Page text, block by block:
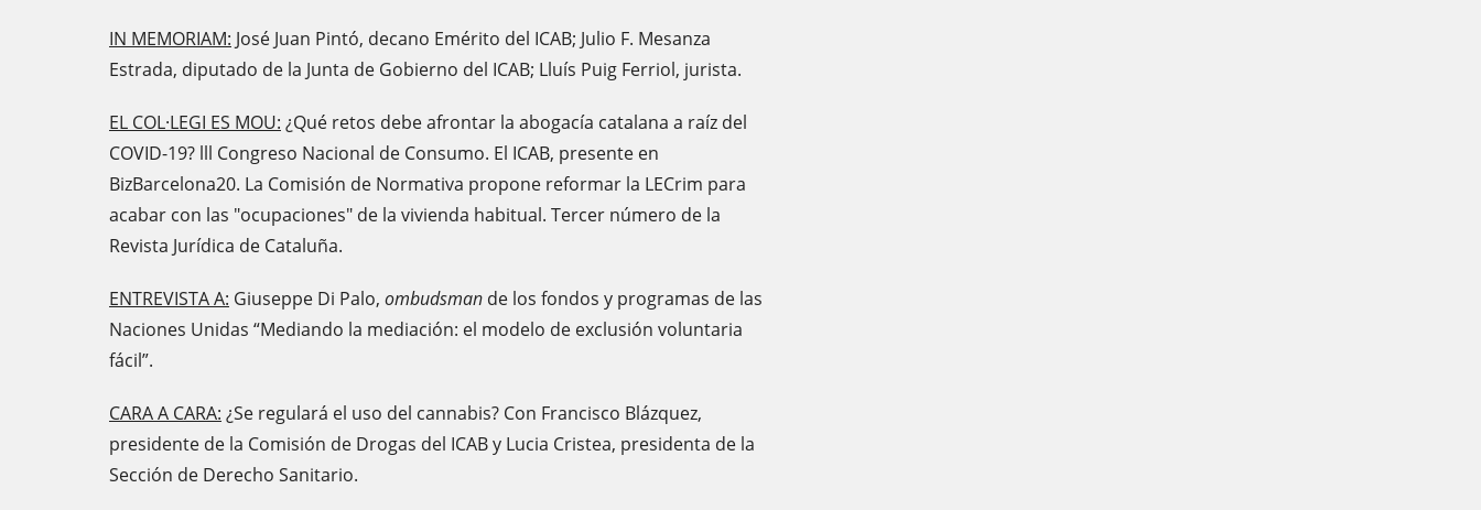
IN MEMORIAM: José Juan Pintó, decano Emérito del ICAB; Julio F. Mesanza
Estrada, diputado de la Junta de Gobierno del ICAB; Lluís Puig Ferriol, jurista.
EL COL·LEGI ES MOU: ¿Qué retos debe afrontar la abogacía catalana a raíz del
COVID-19? lll Congreso Nacional de Consumo. El ICAB, presente en
BizBarcelona20. La Comisión de Normativa propone reformar la LECrim para
acabar con las "ocupaciones" de la vivienda habitual. Tercer número de la
Revista Jurídica de Cataluña.
ENTREVISTA A: Giuseppe Di Palo, ombudsman de los fondos y programas de las
Naciones Unidas “Mediando la mediación: el modelo de exclusión voluntaria
fácil”.
CARA A CARA: ¿Se regulará el uso del cannabis? Con Francisco Blázquez,
presidente de la Comisión de Drogas del ICAB y Lucia Cristea, presidenta de la
Sección de Derecho Sanitario.